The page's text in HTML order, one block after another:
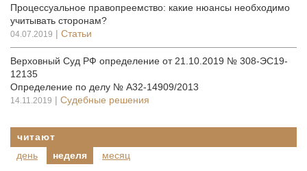
Процессуальное правопреемство: какие нюансы необходимо
учитывать сторонам?
04.07.2019 | Статьи
Верховный Суд РФ определение от 21.10.2019 № 308-ЭС19-
12135
Определение по делу № А32-14909/2013
14.11.2019 | Судебные решения
читают
день
неделя месяц